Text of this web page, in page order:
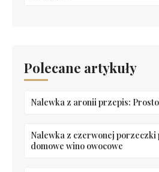
Polecane artykuły
Nalewka z aronii przepis:
Nalewka z czerwonej porzeczki
domowe wino owocowe